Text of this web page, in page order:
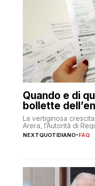
Quando e di
bollette
La vertiginosa
Arera, l’Autorità di
NEXTQUOTIDIANO-FAQ